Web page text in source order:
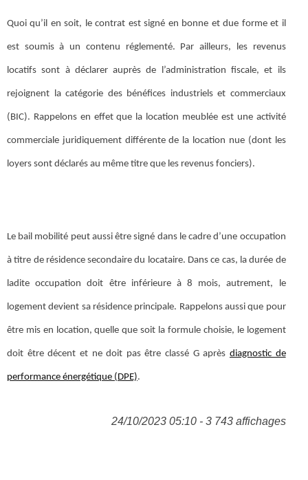
Quoi qu’il en soit, le contrat est signé en bonne et due forme et il
est soumis à un contenu réglementé. Par ailleurs, les revenus
locatifs sont à déclarer auprès de l’administration fiscale, et ils
rejoignent la catégorie des bénéfices industriels et commerciaux
(BIC). Rappelons en effet que la location meublée est une activité
commerciale juridiquement différente de la location nue (dont les
loyers sont déclarés au même titre que les revenus fonciers).
Le bail mobilité peut aussi être signé dans le cadre d’une occupation
à titre de résidence secondaire du locataire. Dans ce cas, la durée de
ladite occupation doit être inférieure à 8 mois, autrement, le
logement devient sa résidence principale. Rappelons aussi que pour
être mis en location, quelle que soit la formule choisie, le logement
doit être décent et ne doit pas être classé G après diagnostic de
performance énergétique (DPE).
24/10/2023 05:10 - 3 743 affichages